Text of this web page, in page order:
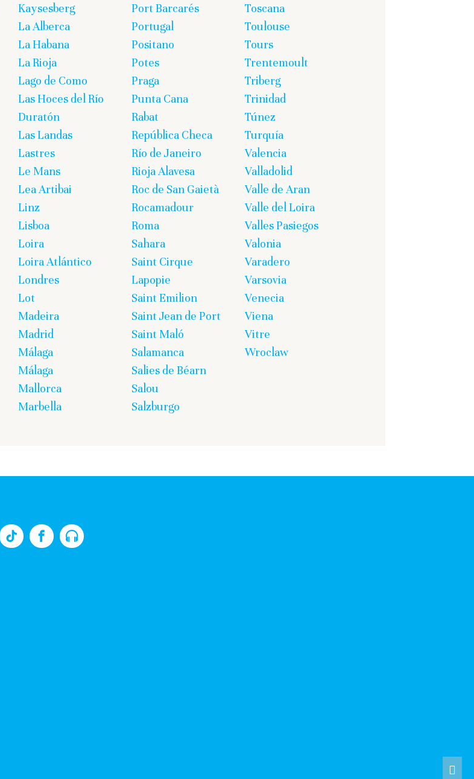
Kaysesberg
La Alberca
La Habana
La Rioja
Lago de Como
Las Hoces del Río
Duratón
Las Landas
Lastres
Le Mans
Lea Artibai
Linz
Lisboa
Loira
Loira Atlántico
Londres
Lot
Madeira
Madrid
Málaga
Málaga
Mallorca
Marbella
Port Barcarés
Portugal
Positano
Potes
Praga
Punta Cana
Rabat
República Checa
Río de Janeiro
Rioja Alavesa
Roc de San Gaietà
Rocamadour
Roma
Sahara
Saint Cirque
Lapopie
Saint Emilion
Saint Jean de Port
Saint Maló
Salamanca
Salies de Béarn
Salou
Salzburgo
Toscana
Toulouse
Tours
Trentemoult
Triberg
Trinidad
Túnez
Turquía
Valencia
Valladolid
Valle de Aran
Valle del Loira
Valles Pasiegos
Valonia
Varadero
Varsovia
Venecia
Viena
Vitre
Wroclaw